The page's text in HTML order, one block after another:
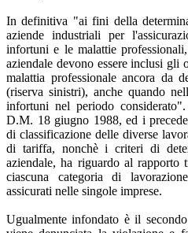
In definitiva "ai fini della
aziende industriali per
infortuni e le malattie
aziendale devono essere inclusi
malattia professionale ancora da
(riserva sinistri), anche quando
infortuni nel periodo
D.M. 18 giugno 1988, ed i
di classificazione delle diverse
di tariffa, nonchè i criteri di
aziendale, ha riguardo al rapporto
ciascuna categoria di
assicurati nelle singole imprese.
Ugualmente infondato è il